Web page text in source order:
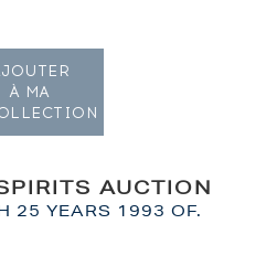
AUCTION
25 YEARS 1993 OF.
À MA